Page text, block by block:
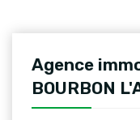
Agence
BOURBON